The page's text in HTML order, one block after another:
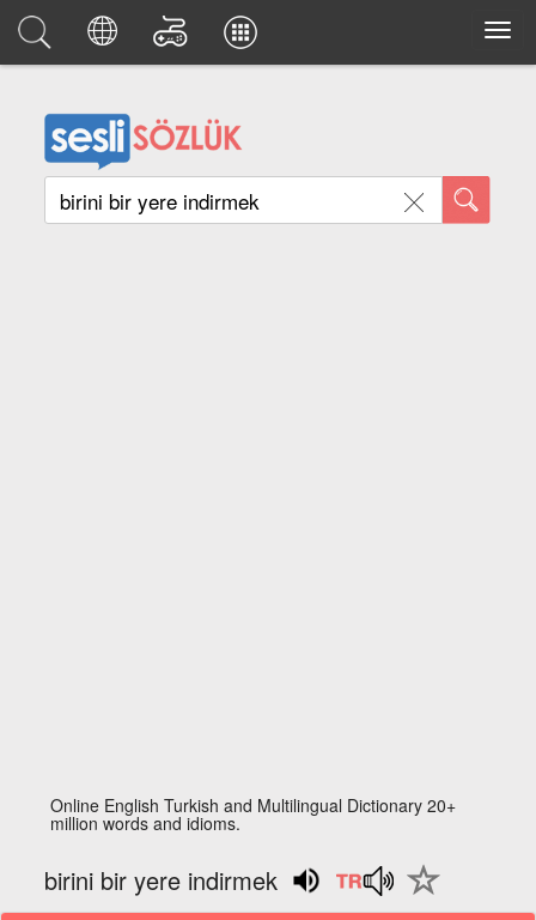
Online English Turkish and Multilingual Dictionary 20+
million words and idioms.
birini bir yere indirmek